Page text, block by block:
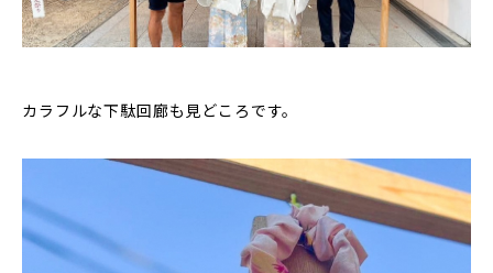
カラフルな下駄回廊も見どころです。